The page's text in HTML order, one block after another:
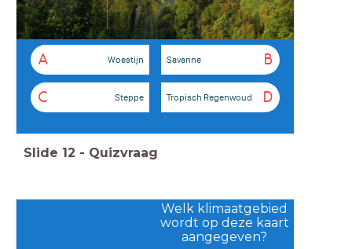
A Woestijn B
Savanne
C Steppe D
Tropisch Regenwoud
Slide 12 - Quizvraag
Welk klimaatgebied
wordt op deze kaart
aangegeven?